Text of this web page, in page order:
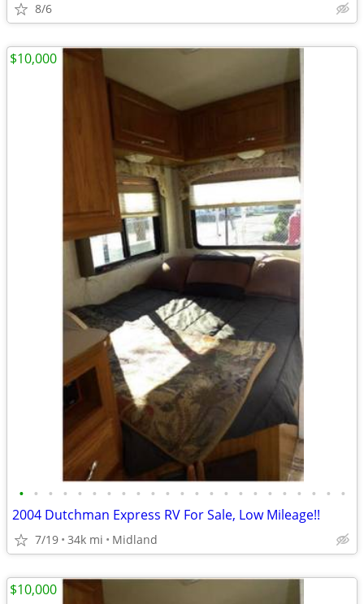
8/6
• • • • • • • • • • • • • • • • • • • • • • •
2004 Dutchman Express RV For Sale, Low Mileage!!
7/19 34k mi Midland
$10,000
$10,000